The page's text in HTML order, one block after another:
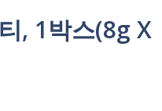
, 1박스(8g X